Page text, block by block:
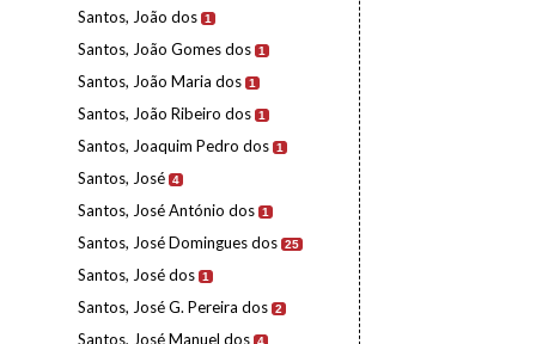
Santos, João dos 1
Santos, João Gomes dos 1
Santos, João Maria dos 1
Santos, João Ribeiro dos 1
Santos, Joaquim Pedro dos 1
Santos, José 4
Santos, José António dos 1
Santos, José Domingues dos 25
Santos, José dos 1
Santos, José G. Pereira dos 2
Santos, José Manuel dos 4